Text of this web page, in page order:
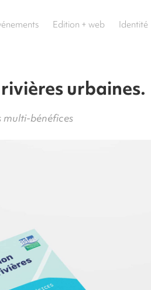
Edition + web Identité
urbaines.
multi-bénéfices